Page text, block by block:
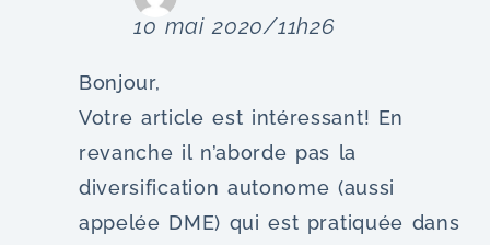
10 mai 2020/11h26
Bonjour,
Votre article est intéressant! En
revanche il n’aborde pas la
diversification autonome (aussi
appelée DME) qui est pratiquée dans